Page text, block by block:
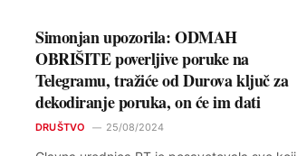
Simonjan upozorila: ODMAH
OBRIŠITE poverljive poruke na
Telegramu, tražiće od Durova ključ za
dekodiranje poruka, on će im dati
DRUŠTVO 25/08/2024